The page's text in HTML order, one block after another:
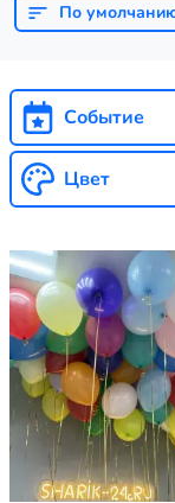
По
Событие
Цвет